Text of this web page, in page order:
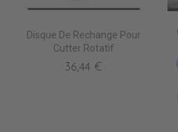
Disque De Rechange Pour
Cutter Rotatif
36,44 €